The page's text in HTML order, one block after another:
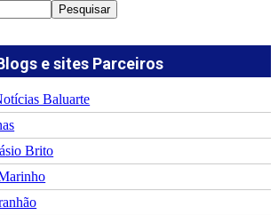
Pesquisar
e sites Parceiros
Baluarte
Brito